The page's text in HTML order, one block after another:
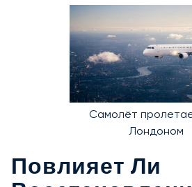
Самолёт
Лондоном
Повлияет Ли